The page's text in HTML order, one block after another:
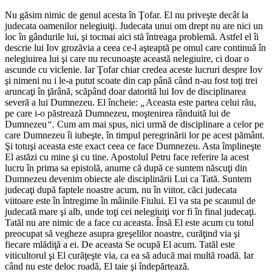
Nu găsim nimic de genul acesta în Ţofar. El nu priveşte decât la
judecata oamenilor nelegiuiţi. Judecata unui om drept nu are nici un
loc în gândurile lui, şi tocmai aici stă întreaga problemă. Astfel el îi
descrie lui Iov grozăvia a ceea ce-l aşteaptă pe omul care continuă în
nelegiuirea lui şi care nu recunoaşte această nelegiuire, ci doar o
ascunde cu viclenie. Iar Ţofar chiar credea aceste lucruri despre Iov
şi nimeni nu i le-a putut scoate din cap până când n-au fost toţi trei
aruncaţi în ţărână, scăpând doar datorită lui Iov de disciplinarea
severă a lui Dumnezeu. El încheie:
Aceasta este partea celui rău,
pe care i-o păstrează Dumnezeu, moştenirea rânduită lui de
Dumnezeu“. Cum am mai spus, nici urmă de disciplinare a celor pe
care Dumnezeu îi iubeşte, în timpul peregrinării lor pe acest pământ.
Şi totuşi aceasta este exact ceea ce face Dumnezeu. Asta împlineşte
El astăzi cu mine şi cu tine. Apostolul Petru face referire la acest
lucru în prima sa epistolă, anume că după ce suntem născuţi din
Dumnezeu devenim obiecte ale disciplinării Lui ca Tată. Suntem
judecaţi după faptele noastre acum, nu în viitor, căci judecata
viitoare este în întregime în mâinile Fiului. El va sta pe scaunul de
judecată mare şi alb, unde toţi cei nelegiuiţi vor fi în final judecaţi.
Tatăl nu are nimic de a face cu aceasta. Însă El este acum cu totul
preocupat să vegheze asupra greşelilor noastre, curăţind via şi
fiecare mlădiţă a ei. De aceasta Se ocupă El acum. Tatăl este
viticultorul şi El curăţeşte via, ca ea să aducă mai multă roadă. Iar
când nu este deloc roadă, El taie şi îndepărtează.